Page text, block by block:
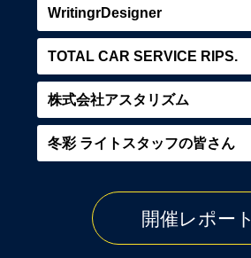
WritingrDesigner
TOTAL CAR SERVICE RIPS.
株式会社アスタリズム
冬彩 ライトスタッフの皆さん
開催レポート